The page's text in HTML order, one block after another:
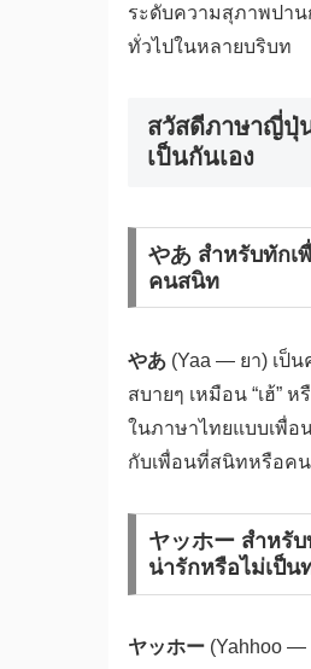
ระดับความสุภาพปาน
ทั่วไปในหลายบริบท
สวัสดีภาษาญี่ปุ่
เป็นกันเอง
やあ สำหรับทักเ
คนสนิท
やあ(Yaa — ยา) เป็น
สบายๆ เหมือน “เฮ้” ห
ในภาษาไทยแบบเพื่อ
กับเพื่อนที่สนิทหรือคน
ヤッホー สำหรั
น่ารักหรือไม่เป็น
ヤッホー(Yahhoo —